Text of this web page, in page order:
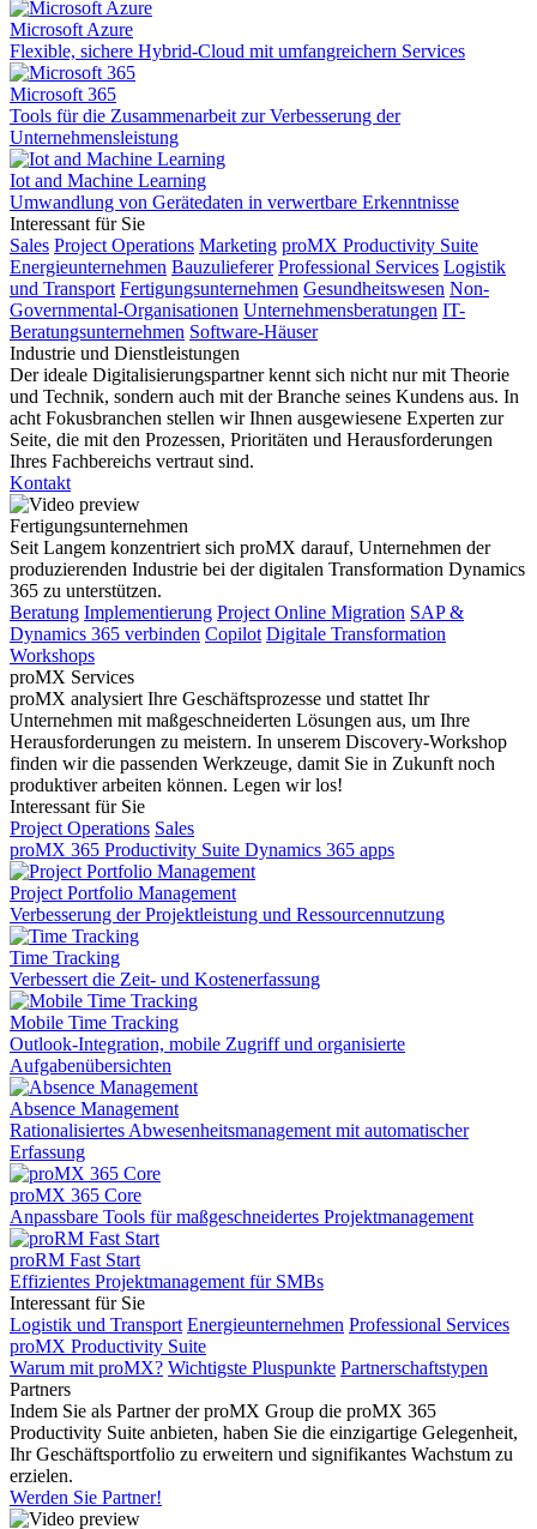
Microsoft Azure
Flexible, sichere Hybrid-Cloud mit umfangreichern Services
Microsoft 365
Tools für die Zusammenarbeit zur Verbesserung der
Unternehmensleistung
Iot and Machine Learning
Umwandlung von Gerätedaten in verwertbare Erkenntnisse
Interessant für Sie
Sales Project Operations Marketing proMX Productivity Suite
Energieunternehmen Bauzulieferer Professional Services Logistik
und Transport Fertigungsunternehmen Gesundheitswesen Non-
Governmental-Organisationen Unternehmensberatungen IT-
Beratungsunternehmen Software-Häuser
Industrie und Dienstleistungen
Der ideale Digitalisierungspartner kennt sich nicht nur mit Theorie
und Technik, sondern auch mit der Branche seines Kundens aus. In
acht Fokusbranchen stellen wir Ihnen ausgewiesene Experten zur
Seite, die mit den Prozessen, Prioritäten und Herausforderungen
Ihres Fachbereichs vertraut sind.
Kontakt
Fertigungsunternehmen
Seit Langem konzentriert sich proMX darauf, Unternehmen der
produzierenden Industrie bei der digitalen Transformation Dynamics
365 zu unterstützen.
Beratung Implementierung Project Online Migration SAP &
Dynamics 365 verbinden Copilot Digitale Transformation
Workshops
proMX Services
proMX analysiert Ihre Geschäftsprozesse und stattet Ihr
Unternehmen mit maßgeschneiderten Lösungen aus, um Ihre
Herausforderungen zu meistern. In unserem Discovery-Workshop
finden wir die passenden Werkzeuge, damit Sie in Zukunft noch
produktiver arbeiten können. Legen wir los!
Interessant für Sie
Project Operations Sales
proMX 365 Productivity Suite Dynamics 365 apps
Project Portfolio Management
Verbesserung der Projektleistung und Ressourcennutzung
Time Tracking
Verbessert die Zeit- und Kostenerfassung
Mobile Time Tracking
Outlook-Integration, mobile Zugriff und organisierte
Aufgabenübersichten
Absence Management
Rationalisiertes Abwesenheitsmanagement mit automatischer
Erfassung
proMX 365 Core
Anpassbare Tools für maßgeschneidertes Projektmanagement
proRM Fast Start
Effizientes Projektmanagement für SMBs
Interessant für Sie
Logistik und Transport Energieunternehmen Professional Services
proMX Productivity Suite
Warum mit proMX? Wichtigste Pluspunkte Partnerschaftstypen
Partners
Indem Sie als Partner der proMX Group die proMX 365
Productivity Suite anbieten, haben Sie die einzigartige Gelegenheit,
Ihr Geschäftsportfolio zu erweitern und signifikantes Wachstum zu
erzielen.
Werden Sie Partner!